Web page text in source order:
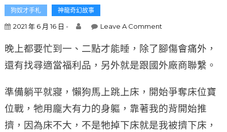
狗奴才手札 神龍奇幻故事
2021 年 6 月 16 日 - Leave A Comment
晚上都要忙到一、二點才能睡，除了腳傷會痛外，
還有找尋適當福利品，另外就是跟國外廠商聯繫。
準備躺平就寢，懶狗馬上跳上床，開始爭奪床位寶
位戰，牠用龐大有力的身軀，靠著我的背開始推
擠，因為床不大，不是牠掉下床就是我被擠下床，